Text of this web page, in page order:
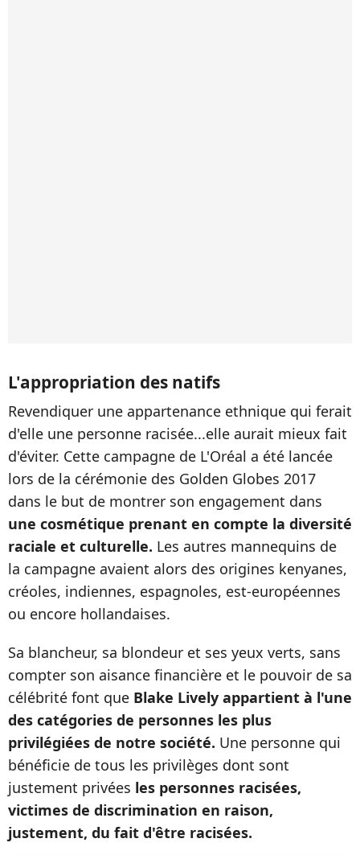
L'appropriation des natifs
Revendiquer une appartenance ethnique qui ferait
d'elle une personne racisée...elle aurait mieux fait
d'éviter. Cette campagne de L'Oréal a été lancée
lors de la cérémonie des Golden Globes 2017
dans le but de montrer son engagement dans
une cosmétique prenant en compte la diversité
raciale et culturelle. Les autres mannequins de
la campagne avaient alors des origines kenyanes,
créoles, indiennes, espagnoles, est-européennes
ou encore hollandaises.
Sa blancheur, sa blondeur et ses yeux verts, sans
compter son aisance financière et le pouvoir de sa
célébrité font que Blake Lively appartient à l'une
des catégories de personnes les plus
privilégiées de notre société. Une personne qui
bénéficie de tous les privilèges dont sont
justement privées les personnes racisées,
victimes de discrimination en raison,
justement, du fait d'être racisées.